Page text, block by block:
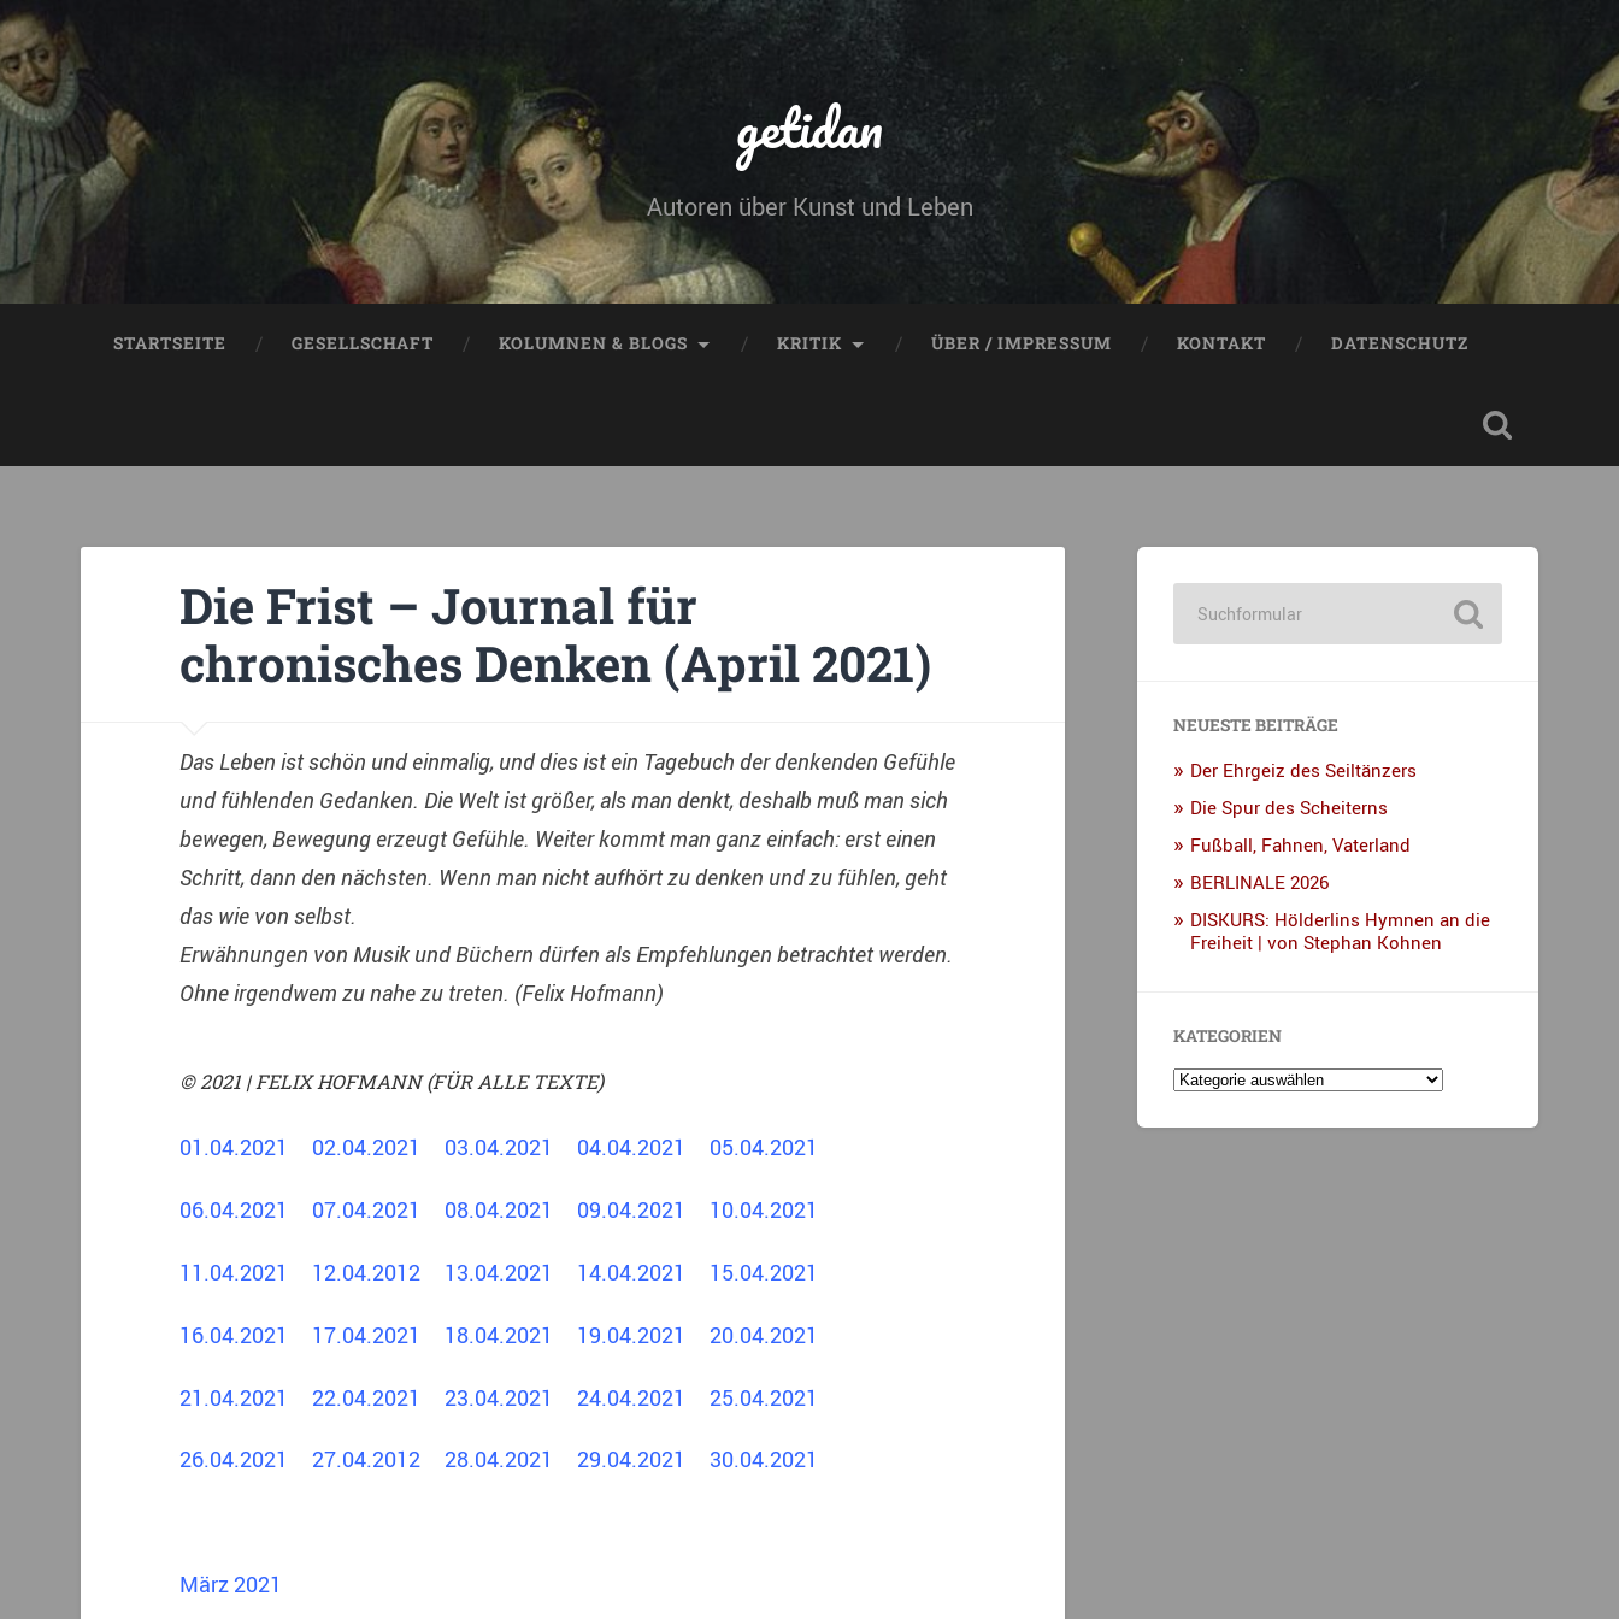
getidan
Autoren über Kunst und Leben
STARTSEITE GESELLSCHAFT KOLUMNEN & BLOGS KRITIK ÜBER / IMPRESSUM KONTAKT DATENSCHUTZ
Die Frist – Journal für
chronisches Denken (April 2021)
Das Leben ist schön und einmalig, und dies ist ein Tagebuch der denkenden Gefühle
und fühlenden Gedanken. Die Welt ist größer, als man denkt, deshalb muß man sich
bewegen, Bewegung erzeugt Gefühle. Weiter kommt man ganz einfach: erst einen
Schritt, dann den nächsten. Wenn man nicht aufhört zu denken und zu fühlen, geht
das wie von selbst.
Erwähnungen von Musik und Büchern dürfen als Empfehlungen betrachtet werden.
Ohne irgendwem zu nahe zu treten. (Felix Hofmann)
© 2021 | FELIX HOFMANN (FÜR ALLE TEXTE)
01.04.2021 02.04.2021 03.04.2021 04.04.2021 05.04.2021
06.04.2021 07.04.2021 08.04.2021 09.04.2021 10.04.2021
11.04.2021 12.04.2012 13.04.2021 14.04.2021 15.04.2021
16.04.2021 17.04.2021 18.04.2021 19.04.2021 20.04.2021
21.04.2021 22.04.2021 23.04.2021 24.04.2021 25.04.2021
26.04.2021 27.04.2012 28.04.2021 29.04.2021 30.04.2021
März 2021
NEUESTE BEITRÄGE
Der Ehrgeiz des Seiltänzers
Die Spur des Scheiterns
Fußball, Fahnen, Vaterland
BERLINALE 2026
DISKURS: Hölderlins Hymnen an die
Freiheit | von Stephan Kohnen
KATEGORIEN